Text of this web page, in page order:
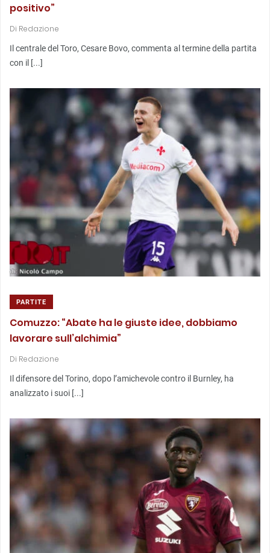
positivo”
Di Redazione
Il centrale del Toro, Cesare Bovo, commenta al termine della partita
con il [...]
PARTITE
Comuzzo: “Abate ha le giuste idee, dobbiamo
lavorare sull’alchimia”
Di Redazione
Il difensore del Torino, dopo l’amichevole contro il Burnley, ha
analizzato i suoi [...]